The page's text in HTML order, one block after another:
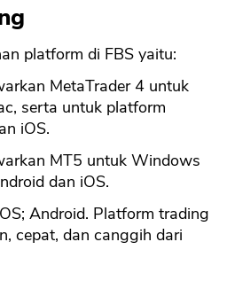
platform di FBS yaitu:
MetaTrader 4 untuk
serta untuk platform
iOS.
MT5 untuk Windows
dan iOS.
Android. Platform trading
cepat, dan canggih dari